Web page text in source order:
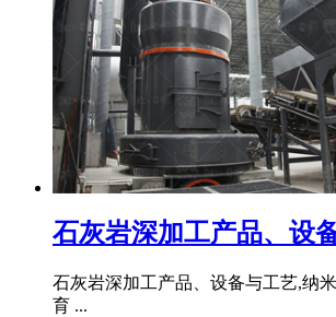
石灰岩深加工产品、设
石灰岩深加工产品、设备与工艺,纳
育 ...